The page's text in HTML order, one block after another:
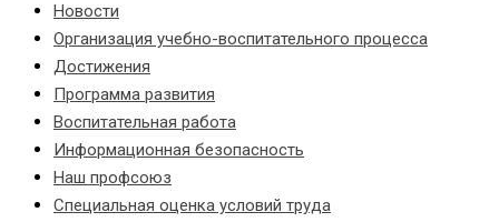
Новости
Организация учебно-воспитательного процесса
Достижения
Программа развития
Воспитательная работа
Информационная безопасность
Наш профсоюз
Специальная оценка условий труда